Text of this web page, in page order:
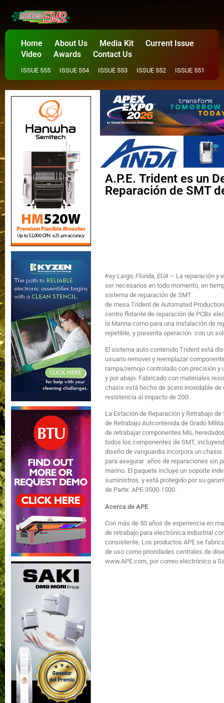
Home About Us Media Kit
Current Issue
Video
Awards Contact Us
ISSUE 555 ISSUE 554 ISSUE 553 ISSUE 552 ISSUE 551
A.P.E. Trident es un
Reparación de SMT
Key Largo, Florida, EUA – La reparación y
ser necesarios en todo momento, en
sistema de reparación de SMT
de mesa Trident de Automated
centro flotante de reparación de PCBs
la Marina como para una instalación de
repetible, y presenta operación con un
El sistema auto contenido Trident está
usuario remover y reemplazar
rampa/remojo controlado con precisión y
y por abajo. Fabricado con materiales
chasis está hecho de acero inoxidable
resistencia al impacto de 20G.
La Estación de Reparación y Retrabajo
de Retrabajo Autcontenida de Grado
de retrabajar componentes MIL
todos los componentes de SMT,
diseño de vanguardia incorpora un
para asegurar años de reparaciones sin
marino. El paquete incluye un soporte
suministros, y está protegido por su
de Parte: APE-3500-1500.
Acerca de APE
Con más de 50 años de experiencia en
de retrabajo para electrónica industrial
consistente. Los productos APE se
de uso como prioridades centrales de
www.APE.com, por correo electrónico a